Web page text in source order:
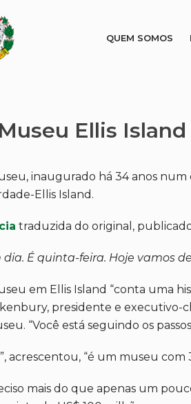
QUEM SOMOS
Ellis
inaugurado há 34 anos
Ellis Island.
traduzida do original,
dia. É quinta-feira. Hoje vamos
em Ellis Island “conta uma
presidente e executivo-
“Você está seguindo os
acrescentou, “é um museu com
mais do que apenas um